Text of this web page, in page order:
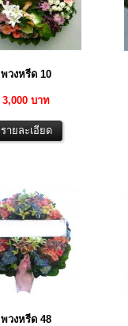
พวงหรีด 10
3,000 บาท
พวงหรีด 48